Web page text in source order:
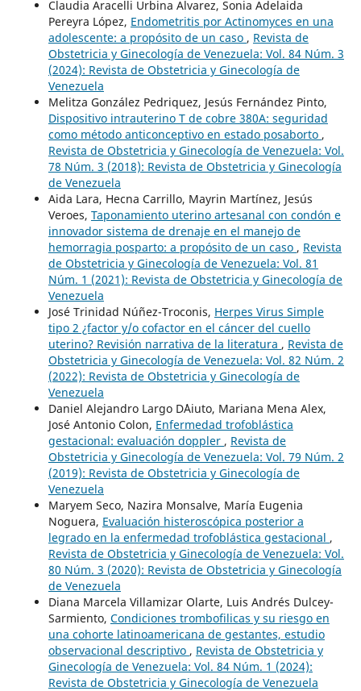
Claudia Aracelli Urbina Alvarez, Sonia Adelaida
Pereyra López, Endometritis por Actinomyces en una
adolescente: a propósito de un caso , Revista de
Obstetricia y Ginecología de Venezuela: Vol. 84 Núm. 3
(2024): Revista de Obstetricia y Ginecología de
Venezuela
Melitza González Pedriquez, Jesús Fernández Pinto,
Dispositivo intrauterino T de cobre 380A: seguridad
como método anticonceptivo en estado posaborto ,
Revista de Obstetricia y Ginecología de Venezuela: Vol.
78 Núm. 3 (2018): Revista de Obstetricia y Ginecología
de Venezuela
Aida Lara, Hecna Carrillo, Mayrin Martínez, Jesús
Veroes, Taponamiento uterino artesanal con condón e
innovador sistema de drenaje en el manejo de
hemorragia posparto: a propósito de un caso , Revista
de Obstetricia y Ginecología de Venezuela: Vol. 81
Núm. 1 (2021): Revista de Obstetricia y Ginecología de
Venezuela
José Trinidad Núñez-Troconis, Herpes Virus Simple
tipo 2 ¿factor y/o cofactor en el cáncer del cuello
uterino? Revisión narrativa de la literatura , Revista de
Obstetricia y Ginecología de Venezuela: Vol. 82 Núm. 2
(2022): Revista de Obstetricia y Ginecología de
Venezuela
Daniel Alejandro Largo D´Aiuto, Mariana Mena Alex,
José Antonio Colon, Enfermedad trofoblástica
gestacional: evaluación doppler , Revista de
Obstetricia y Ginecología de Venezuela: Vol. 79 Núm. 2
(2019): Revista de Obstetricia y Ginecología de
Venezuela
Maryem Seco, Nazira Monsalve, María Eugenia
Noguera, Evaluación histeroscópica posterior a
legrado en la enfermedad trofoblástica gestacional ,
Revista de Obstetricia y Ginecología de Venezuela: Vol.
80 Núm. 3 (2020): Revista de Obstetricia y Ginecología
de Venezuela
Diana Marcela Villamizar Olarte, Luis Andrés Dulcey-
Sarmiento, Condiciones trombofilicas y su riesgo en
una cohorte latinoamericana de gestantes, estudio
observacional descriptivo , Revista de Obstetricia y
Ginecología de Venezuela: Vol. 84 Núm. 1 (2024):
Revista de Obstetricia y Ginecología de Venezuela